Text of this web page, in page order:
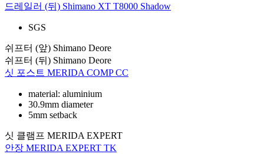
드레일러 (뒤) Shimano XT T8000 Shadow
SGS
쉬프터 (앞) Shimano Deore
쉬프터 (뒤) Shimano Deore
싯 포스트 MERIDA COMP CC
material: aluminium
30.9mm diameter
5mm setback
싯 클램프 MERIDA EXPERT
안장 MERIDA EXPERT TK